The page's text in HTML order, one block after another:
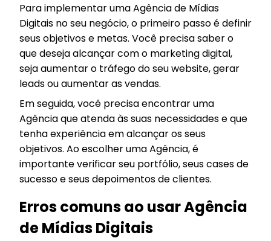
Para implementar uma Agência de Mídias
Digitais no seu negócio, o primeiro passo é definir
seus objetivos e metas. Você precisa saber o
que deseja alcançar com o marketing digital,
seja aumentar o tráfego do seu website, gerar
leads ou aumentar as vendas.
Em seguida, você precisa encontrar uma
Agência que atenda às suas necessidades e que
tenha experiência em alcançar os seus
objetivos. Ao escolher uma Agência, é
importante verificar seu portfólio, seus cases de
sucesso e seus depoimentos de clientes.
Erros comuns ao usar Agência
de Mídias Digitais